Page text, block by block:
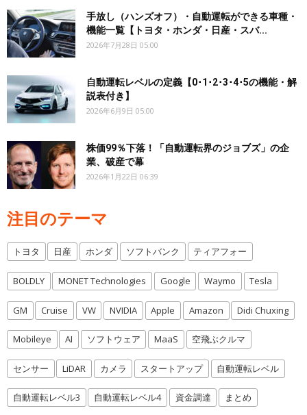
手放し（ハンズオフ）・自動運転ができる車種・
機能一覧【トヨタ・ホンダ・日産・スバ...
2026年7月28日 05:00
自動運転レベルの定義【0･1･2･3･4･5の機能・解
説表付き】
2026年6月9日 05:00
株価99％下落！「自動運転界のジョブズ」の企
業、破産で幕
2026年1月22日 06:39
注目のテーマ
トヨタ 日産 ホンダ ソフトバンク ティアフォー
BOLDLY MONET Technologies Google Waymo Tesla
GM Cruise VW NVIDIA Apple Amazon Didi Chuxing
Mobileye AI ソフトウェア MaaS 空飛ぶクルマ
センサー LiDAR カメラ スタートアップ 自動運転レベル
自動運転レベル3 自動運転レベル4 資金調達 まとめ